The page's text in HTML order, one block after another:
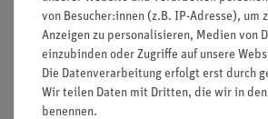
Versandkostenfrei ab
von Besucher:innen (z.B. IP-Adresse), um
Anzeigen zu personalisieren, Medien von
einzubinden oder Zugriffe auf unsere
Die Datenverarbeitung erfolgt erst durch
Wir teilen Daten mit Dritten, die wir in
benennen.